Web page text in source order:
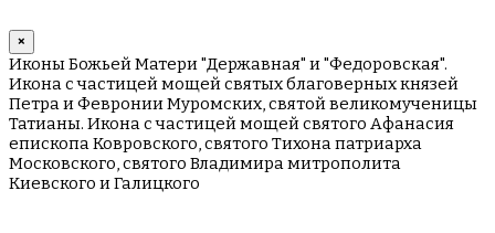
×
Иконы Божьей Матери "Державная" и "Федоровская".
Икона с частицей мощей святых благоверных князей
Петра и Февронии Муромских, святой великомученицы
Татианы. Икона с частицей мощей святого Афанасия
епископа Ковровского, святого Тихона патриарха
Московского, святого Владимира митрополита
Киевского и Галицкого